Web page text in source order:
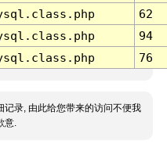
62
94
76
记录, 由此给您带来的访问不便我
意.